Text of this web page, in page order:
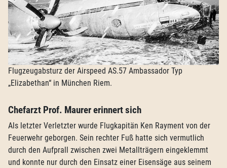
Flugzeugabsturz der Airspeed AS.57 Ambassador Typ
„Elizabethan“ in München Riem.
Chefarzt Prof. Maurer erinnert sich
Als letzter Verletzter wurde Flugkapitän Ken Rayment von der
Feuerwehr geborgen. Sein rechter Fuß hatte sich vermutlich
durch den Aufprall zwischen zwei Metallträgern eingeklemmt
und konnte nur durch den Einsatz einer Eisensäge aus seinem